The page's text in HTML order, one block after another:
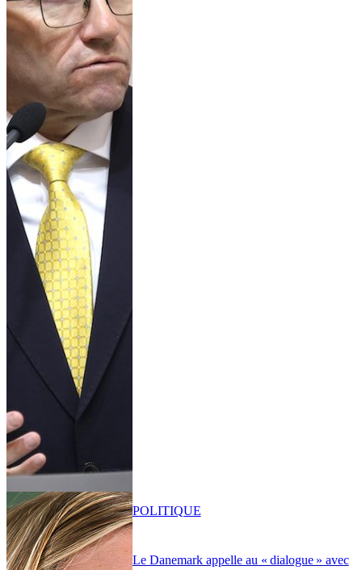
Le Danemark appelle au « dialogue » avec
POLITIQUE